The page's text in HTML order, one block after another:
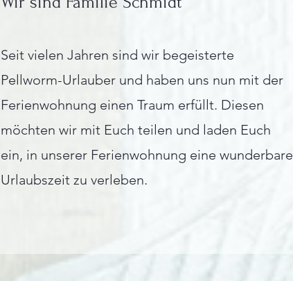
Seit vielen Jahren sind wir begeisterte
Pellworm-Urlauber und haben uns nun mit der
Ferienwohnung einen Traum erfüllt. Diesen
möchten wir mit Euch teilen und laden Euch
ein, in unserer Ferienwohnung eine wunderbare
Urlaubszeit zu verleben.